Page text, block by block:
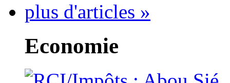
plus d'articles »
Economie